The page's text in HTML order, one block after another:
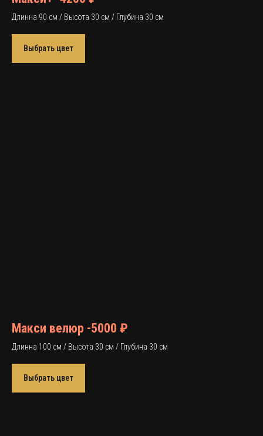
Длинна 90 см / Высота 30 см / Глубина 30 см
Выбрать цвет
Макси велюр -5000 ₽
Длинна 100 см / Высота 30 см / Глубина 30 см
Выбрать цвет